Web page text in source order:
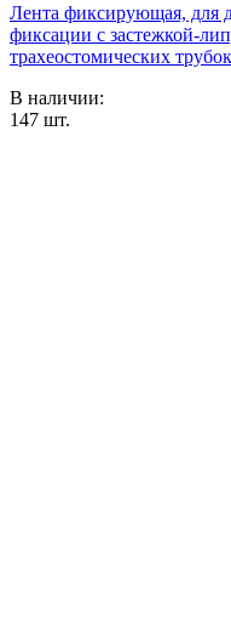
Лента фиксирующая, для
фиксации с застежкой-
трахеостомических
В наличии:
147 шт.